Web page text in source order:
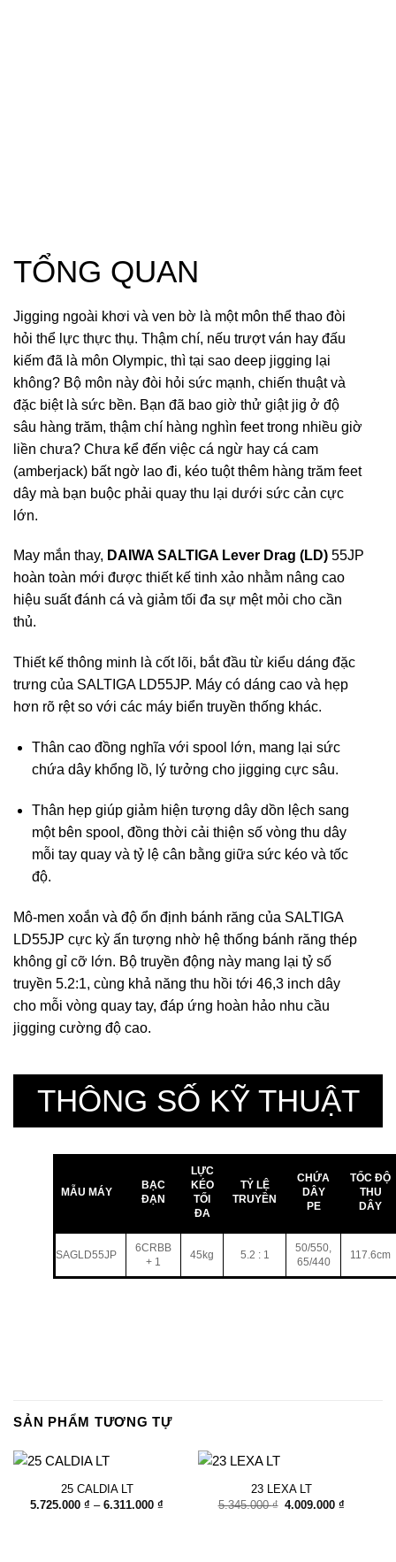
TỔNG QUAN
Jigging ngoài khơi và ven bờ là một môn thể thao đòi
hỏi thể lực thực thụ. Thậm chí, nếu trượt ván hay đấu
kiếm đã là môn Olympic, thì tại sao deep jigging lại
không? Bộ môn này đòi hỏi sức mạnh, chiến thuật và
đặc biệt là sức bền. Bạn đã bao giờ thử giật jig ở độ
sâu hàng trăm, thậm chí hàng nghìn feet trong nhiều giờ
liền chưa? Chưa kể đến việc cá ngừ hay cá cam
(amberjack) bất ngờ lao đi, kéo tuột thêm hàng trăm feet
dây mà bạn buộc phải quay thu lại dưới sức cản cực
lớn.
May mắn thay, DAIWA SALTIGA Lever Drag (LD)55JP
hoàn toàn mới được thiết kế tinh xảo nhằm nâng cao
hiệu suất đánh cá và giảm tối đa sự mệt mỏi cho cần
thủ.
Thiết kế thông minh là cốt lõi, bắt đầu từ kiểu dáng đặc
trưng của SALTIGA LD55JP. Máy có dáng cao và hẹp
hơn rõ rệt so với các máy biển truyền thống khác.
Thân cao đồng nghĩa với spool lớn, mang lại sức
chứa dây khổng lồ, lý tưởng cho jigging cực sâu.
Thân hẹp giúp giảm hiện tượng dây dồn lệch sang
một bên spool, đồng thời cải thiện số vòng thu dây
mỗi tay quay và tỷ lệ cân bằng giữa sức kéo và tốc
độ.
Mô-men xoắn và độ ổn định bánh răng của SALTIGA
LD55JP cực kỳ ấn tượng nhờ hệ thống bánh răng thép
không gỉ cỡ lớn. Bộ truyền động này mang lại tỷ số
truyền 5.2:1, cùng khả năng thu hồi tới 46,3 inch dây
cho mỗi vòng quay tay, đáp ứng hoàn hảo nhu cầu
jigging cường độ cao.
THÔNG SỐ KỸ THUẬT
MẪU MÁY
BẠC
ĐẠN
LỰC
KÉO
TỐI
ĐA
TỶ LỆ
TRUYỀN
CHỨA
DÂY
PE
TỐC ĐỘ
THU
DÂY
SAGLD55JP
6CRBB
+ 1
45kg 5.2 : 1
50/550,
65/440
117.6cm
SẢN PHẨM TƯƠNG TỰ
25 CALDIA LT
5.725.000 ₫ – 6.311.000 ₫
23 LEXA LT
5.345.000₫ Giá
4.009.000₫